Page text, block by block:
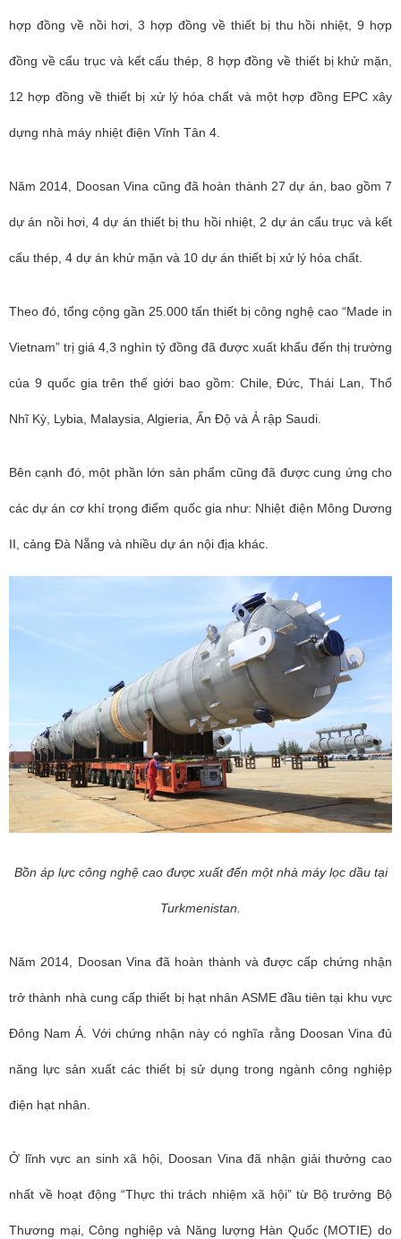
hợp đồng về nồi hơi, 3 hợp đồng về thiết bị thu hồi nhiệt, 9 hợp
đồng về cẩu trục và kết cấu thép, 8 hợp đồng về thiết bị khử mặn,
12 hợp đồng về thiết bị xử lý hóa chất và một hợp đồng EPC xây
dựng nhà máy nhiệt điện Vĩnh Tân 4.
Năm 2014, Doosan Vina cũng đã hoàn thành 27 dự án, bao gồm 7
dự án nồi hơi, 4 dự án thiết bị thu hồi nhiệt, 2 dự án cẩu trục và kết
cấu thép, 4 dự án khử mặn và 10 dự án thiết bị xử lý hóa chất.
Theo đó, tổng cộng gần 25.000 tấn thiết bị công nghệ cao “Made in
Vietnam” trị giá 4,3 nghìn tỷ đồng đã được xuất khẩu đến thị trường
của 9 quốc gia trên thế giới bao gồm: Chile, Đức, Thái Lan, Thổ
Nhĩ Kỳ, Lybia, Malaysia, Algieria, Ấn Độ và Ả rập Saudi.
Bên cạnh đó, một phần lớn sản phẩm cũng đã được cung ứng cho
các dự án cơ khí trọng điểm quốc gia như: Nhiệt điện Mông Dương
II, cảng Đà Nẵng và nhiều dự án nội địa khác.
Bồn áp lực công nghệ cao được xuất đến một nhà máy lọc dầu tại
Turkmenistan.
Năm 2014, Doosan Vina đã hoàn thành và được cấp chứng nhận
trở thành nhà cung cấp thiết bị hạt nhân ASME đầu tiên tại khu vực
Đông Nam Á. Với chứng nhận này có nghĩa rằng Doosan Vina đủ
năng lực sản xuất các thiết bị sử dụng trong ngành công nghiệp
điện hạt nhân.
Ở lĩnh vực an sinh xã hội, Doosan Vina đã nhận giải thưởng cao
nhất về hoạt động “Thực thi trách nhiệm xã hội” từ Bộ trưởng Bộ
Thương mại, Công nghiệp và Năng lượng Hàn Quốc (MOTIE) do